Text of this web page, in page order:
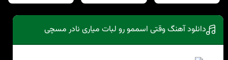
دانلود آهنگ وقتی‌ اسممو رو لبات میاری نادر مسچی